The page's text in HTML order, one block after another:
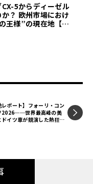
5からディーゼル
？ 欧州市場におけ
王様”の現在地【木
レポート】フォーリ・コン
2026──世界最高峰の美
ドイツ車が競演した熱狂の